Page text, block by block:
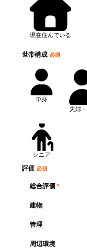
現在住んでいる
世帯構成 必須
単身
夫婦
シニア
評価 必須
総合評価*
建物
管理
周辺環境